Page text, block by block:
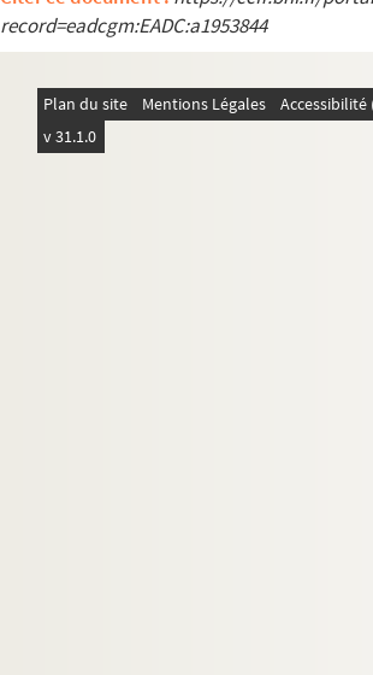
record=eadcgm:EADC:a1953844
Plan du site Mentions Légales
v 31.1.0